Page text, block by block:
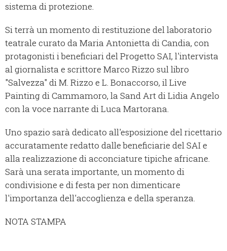
sistema di protezione.
Si terrà un momento di restituzione del laboratorio
teatrale curato da Maria Antonietta di Candia, con
protagonisti i beneficiari del Progetto SAI, l'intervista
al giornalista e scrittore Marco Rizzo sul libro
"Salvezza" di M. Rizzo e L. Bonaccorso, il Live
Painting di Cammamoro, la Sand Art di Lidia Angelo
con la voce narrante di Luca Martorana.
Uno spazio sarà dedicato all'esposizione del ricettario
accuratamente redatto dalle beneficiarie del SAI e
alla realizzazione di acconciature tipiche africane.
Sarà una serata importante, un momento di
condivisione e di festa per non dimenticare
l'importanza dell'accoglienza e della speranza.
NOTA STAMPA